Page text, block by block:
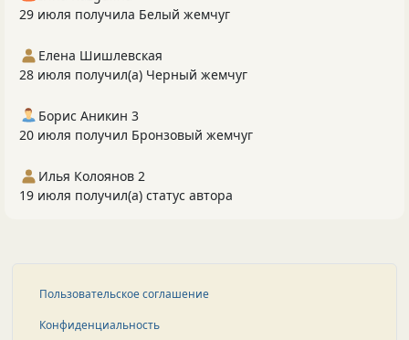
29 июля получила Белый жемчуг
Елена Шишлевская
28 июля получил(а) Черный жемчуг
Борис Аникин 3
20 июля получил Бронзовый жемчуг
Илья Колоянов 2
19 июля получил(а) статус автора
Пользовательское соглашение
Конфиденциальность